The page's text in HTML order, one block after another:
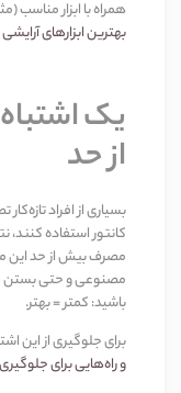
همراه با ابزار
بهترین ابزارهای
یک
از حد
بسیاری از افراد
کانتور استفاده
مصرف بیش از حد این
مصنوعی و حتی بستن
باشید:کمتر = بهتر.
برای جلوگیری از این
و راه‌هایی برای